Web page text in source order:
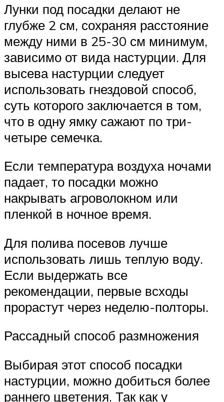
Лунки под посадки делают не
глубже 2 см, сохраняя расстояние
между ними в 25-30 см минимум,
зависимо от вида настурции. Для
высева настурции следует
использовать гнездовой способ,
суть которого заключается в том,
что в одну ямку сажают по три-
четыре семечка.
Если температура воздуха ночами
падает, то посадки можно
накрывать агроволокном или
пленкой в ночное время.
Для полива посевов лучше
использовать лишь теплую воду.
Если выдержать все
рекомендации, первые всходы
прорастут через неделю-полторы.
Рассадный способ размножения
Выбирая этот способ посадки
настурции, можно добиться более
раннего цветения. Так как у